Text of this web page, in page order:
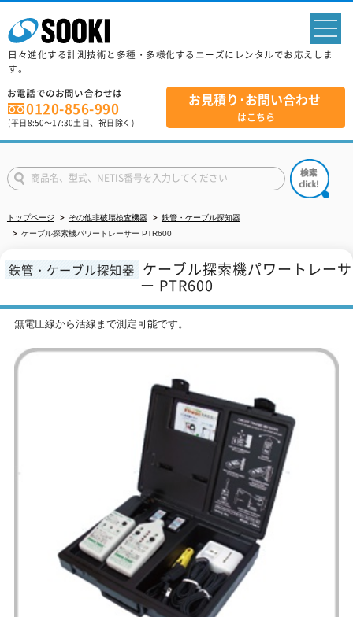
日々進化する計測技術と多種・多様化するニーズにレンタルでお応えしま
す。
お電話でのお問い合わせは
0120-856-990
(平日8:50～17:30土日、祝日除く)
お見積り･お問い合わせ
はこちら
トップページ その他非破壊検査機器
鉄管・ケーブル探知器
ケーブル探索機パワートレーサー PTR600
鉄管・ケーブル探知器 ケーブル探索機パワートレーサ
ー PTR600
無電圧線から活線まで測定可能です。